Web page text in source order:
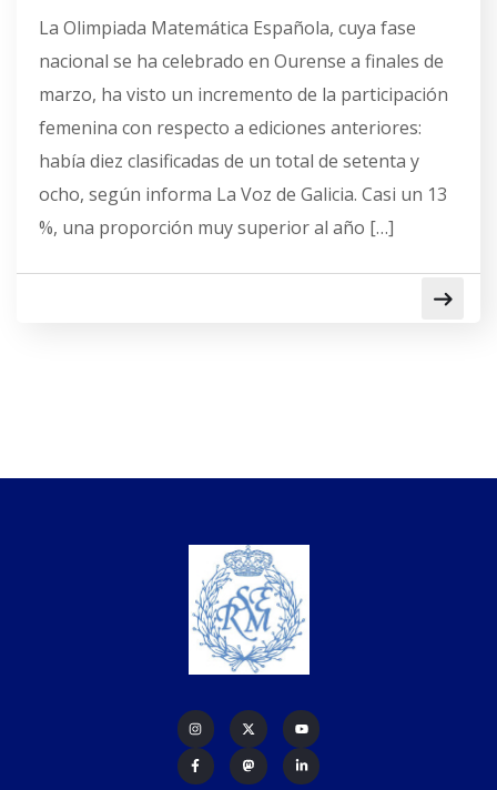
La Olimpiada Matemática Española, cuya fase
nacional se ha celebrado en Ourense a finales de
marzo, ha visto un incremento de la participación
femenina con respecto a ediciones anteriores:
había diez clasificadas de un total de setenta y
ocho, según informa La Voz de Galicia. Casi un 13
%, una proporción muy superior al año […]